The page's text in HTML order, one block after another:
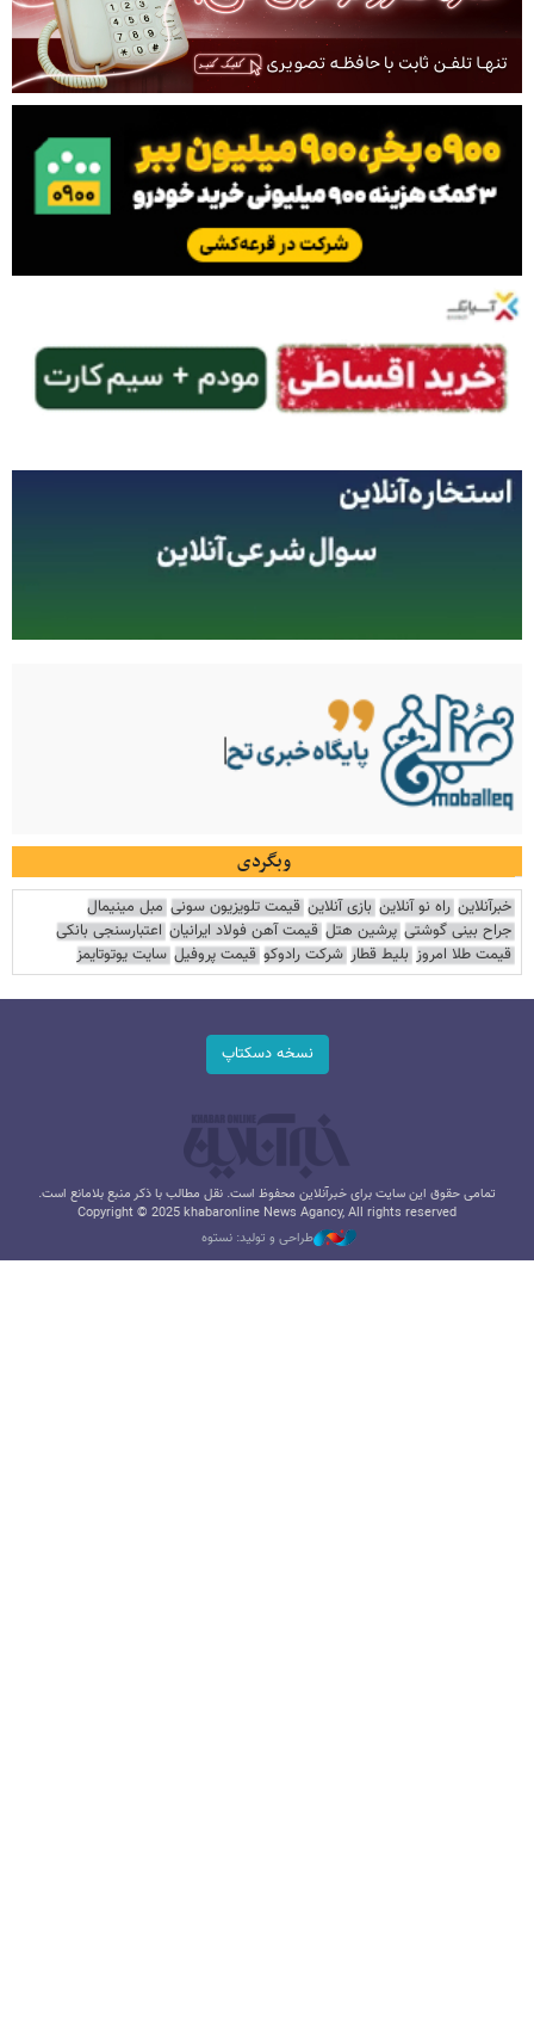
وبگردی
خبرآنلاین راه نو آنلاین بازی آنلاین قیمت تلویزیون سونی مبل مینیمال
جراح بینی گوشتی پرشین هتل قیمت آهن فولاد ایرانیان اعتبارسنجی بانکی
قیمت طلا امروز بلیط قطار شرکت رادوکو قیمت پروفیل سایت یوتوتایمز
نسخه دسکتاپ
تمامی حقوق این سایت برای خبرآنلاین محفوظ است. نقل مطالب با ذکر منبع بلامانع است.
Copyright © 2025 khabaronline News Agancy, All rights reserved
طراحی و تولید: نستوه